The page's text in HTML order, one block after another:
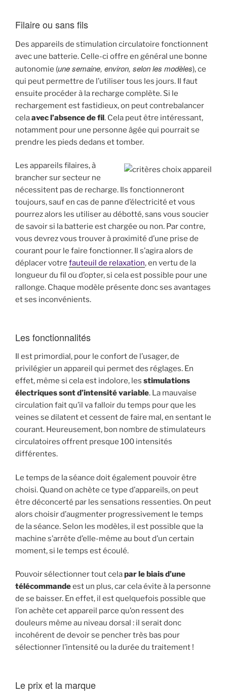
Filaire ou sans fils
Des appareils de stimulation circulatoire fonctionnent
avec une batterie. Celle-ci offre en général une bonne
autonomie (une semaine, environ, selon les modèles), ce
qui peut permettre de l’utiliser tous les jours. Il faut
ensuite procéder à la recharge complète. Si le
rechargement est fastidieux, on peut contrebalancer
celaavec l’absence de fil. Cela peut être intéressant,
notamment pour une personne âgée qui pourrait se
prendre les pieds dedans et tomber.
Les appareils filaires, à
brancher sur secteur ne
nécessitent pas de recharge. Ils fonctionneront
toujours, sauf en cas de panne d’électricité et vous
pourrez alors les utiliser au débotté, sans vous soucier
de savoir si la batterie est chargée ou non. Par contre,
vous devrez vous trouver à proximité d’une prise de
courant pour le faire fonctionner. Il s’agira alors de
déplacer votre fauteuil de relaxation, en vertu de la
longueur du fil ou d’opter, si cela est possible pour une
rallonge. Chaque modèle présente donc ses avantages
et ses inconvénients.
Les fonctionnalités
Il est primordial, pour le confort de l’usager, de
privilégier un appareil qui permet des réglages. En
effet, même si cela est indolore, les stimulations
électriques sont d’intensité variable. La mauvaise
circulation fait qu’il va falloir du temps pour que les
veines se dilatent et cessent de faire mal, en sentant le
courant. Heureusement, bon nombre de stimulateurs
circulatoires offrent presque 100 intensités
différentes.
Le temps de la séance doit également pouvoir être
choisi. Quand on achète ce type d’appareils, on peut
être déconcerté par les sensations ressenties. On peut
alors choisir d’augmenter progressivement le temps
de la séance. Selon les modèles, il est possible que la
machine s’arrête d’elle-même au bout d’un certain
moment, si le temps est écoulé.
Pouvoir sélectionner tout celapar le biais d’une
télécommandeest un plus, car cela évite à la personne
de se baisser. En effet, il est quelquefois possible que
l’on achète cet appareil parce qu’on ressent des
douleurs même au niveau dorsal : il serait donc
incohérent de devoir se pencher très bas pour
sélectionner l’intensité ou la durée du traitement !
Le prix et la marque